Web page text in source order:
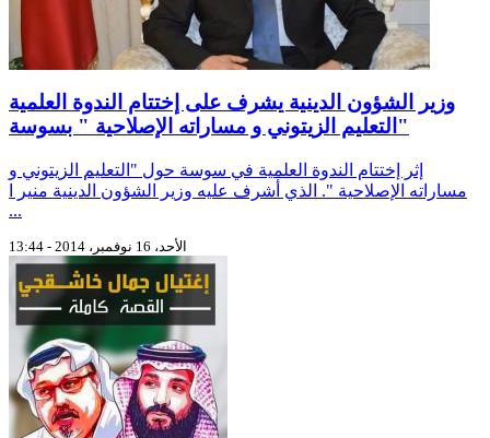
وزير الشؤون الدينية يشرف على إختتام الندوة العلمية
"التعليم الزيتوني و مساراته الإصلاحية " بسوسة
إثر إختتام الندوة العلمية في سوسة حول "التعليم الزيتوني و
مساراته الإصلاحية ". الذي أشرف عليه وزير الشؤون الدينية منير ا
...
الأحد، 16 نوفمبر، 2014 - 13:44